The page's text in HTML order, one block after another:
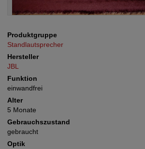
Produktgruppe
Standlautsprecher
Hersteller
JBL
Funktion
einwandfrei
Alter
5 Monate
Gebrauchszustand
gebraucht
Optik